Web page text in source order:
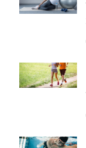
Shutterstock
Shutterstock